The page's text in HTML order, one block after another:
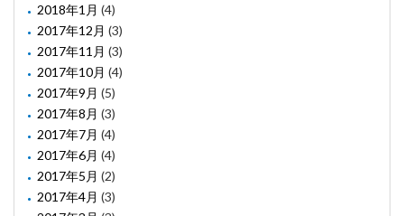
2018年1月 (4)
2017年12月 (3)
2017年11月 (3)
2017年10月 (4)
2017年9月 (5)
2017年8月 (3)
2017年7月 (4)
2017年6月 (4)
2017年5月 (2)
2017年4月 (3)